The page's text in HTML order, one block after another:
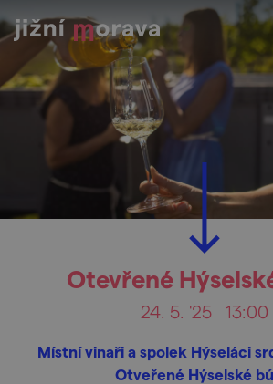
Otevřené
24. 5. '25 13:00
Místní vinaři a spolek Hýseláci
Otveřené Hýselské